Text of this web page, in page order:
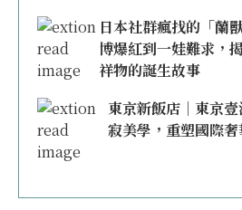
日本社群瘋找的「蘭
博爆紅到一娃難求，
祥物的誕生故事
東京新飯店｜東京
寂美學，重塑國際